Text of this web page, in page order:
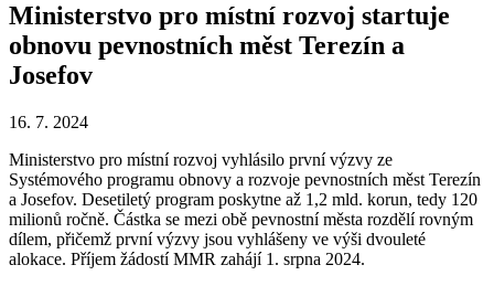
Ministerstvo pro místní rozvoj startuje
obnovu pevnostních měst Terezín a
Josefov
16. 7. 2024
Ministerstvo pro místní rozvoj vyhlásilo první výzvy ze
Systémového programu obnovy a rozvoje pevnostních měst Terezín
a Josefov. Desetiletý program poskytne až 1,2 mld. korun, tedy 120
milionů ročně. Částka se mezi obě pevnostní města rozdělí rovným
dílem, přičemž první výzvy jsou vyhlášeny ve výši dvouleté
alokace. Příjem žádostí MMR zahájí 1. srpna 2024.